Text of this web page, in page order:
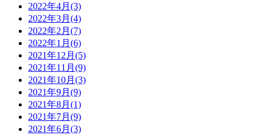
2022年4月 (3)
2022年3月 (4)
2022年2月 (7)
2022年1月 (6)
2021年12月 (5)
2021年11月 (9)
2021年10月 (3)
2021年9月 (9)
2021年8月 (1)
2021年7月 (9)
2021年6月 (3)